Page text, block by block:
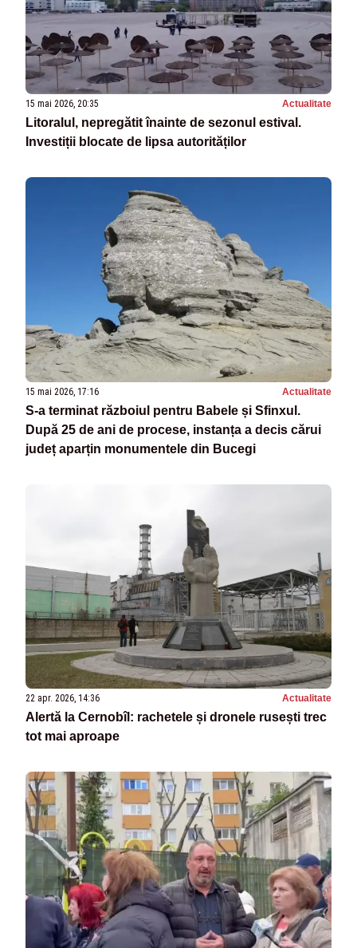
15 mai 2026, 20:35 Actualitate
Litoralul, nepregătit înainte de sezonul estival.
Investiții blocate de lipsa autorităților
15 mai 2026, 17:16 Actualitate
S-a terminat războiul pentru Babele și Sfinxul.
După 25 de ani de procese, instanța a decis cărui
județ aparțin monumentele din Bucegi
22 apr. 2026, 14:36 Actualitate
Alertă la Cernobîl: rachetele și dronele rusești trec
tot mai aproape